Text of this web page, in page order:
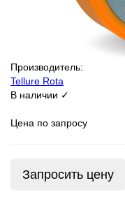
Производитель:
Tellure Rota
В наличии ✓
Цена по запросу
Запросить цену